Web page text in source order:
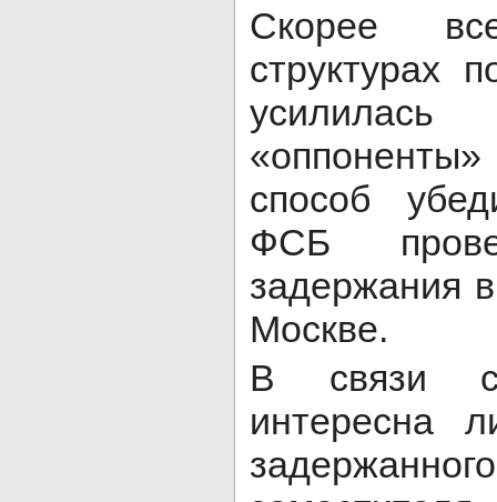
Скорее
структурах
усилилась
способ
ФСБ
задержания
Москве.
В связи с
интересна